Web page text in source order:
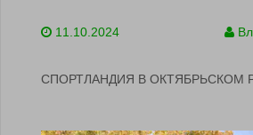
11.10.2024
СПОРТЛАНДИЯ В ОКТЯБРЬСКОМ